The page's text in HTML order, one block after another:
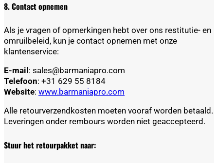
8. Contact opnemen
Als je vragen of opmerkingen hebt over ons restitutie- en
omruilbeleid, kun je contact opnemen met onze
klantenservice:
E-mail: sales@barmaniapro.com
Telefoon: +31 629 55 8184
Website: www.barmaniapro.com
Alle retourverzendkosten moeten vooraf worden betaald.
Leveringen onder rembours worden niet geaccepteerd.
Stuur het retourpakket naar: